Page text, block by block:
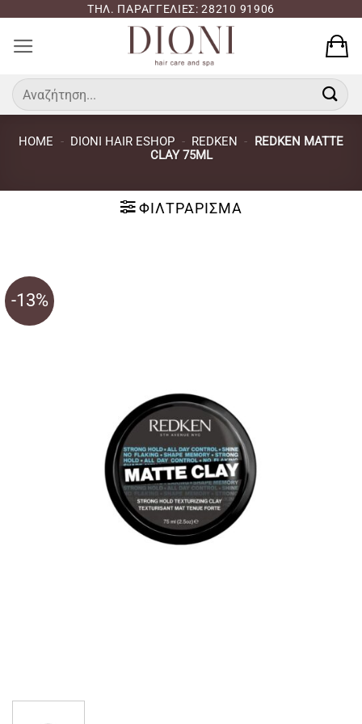
περιεχόμενο
ΤΗΛ. ΠΑΡΑΓΓΕΛΙΕΣ: 28210 91906
Αναζήτηση
για:
HOME - DIONI HAIR ESHOP - REDKEN - REDKEN MATTE
CLAY 75ML
ΦΙΛΤΡΆΡΙΣΜΑ
-13%